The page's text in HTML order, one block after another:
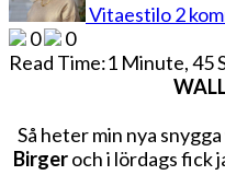
Vitaestilo2
0
0
Read Time:1 Minute, 45
Så heter min nya
Birgeroch i lördags fick